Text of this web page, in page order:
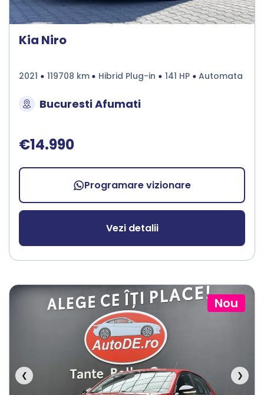
Kia Niro
2021 119708 km Hibrid Plug-in 141 HP Automata
Bucuresti Afumati
€14.990
Programare vizionare
Vezi detalii
Nou
❮ ❯